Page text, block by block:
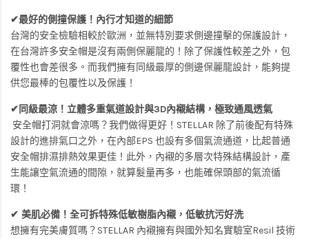
✔最好的側撞保護！內行才知道的細節
台灣的安全檢驗相較於歐洲，並無特別要求側邊撞擊的保護設計，
在台灣許多安全帽是沒有兩側保麗龍的！除了保護性較差之外，包
覆性也會差很多。而我們擁有同級最厚的側邊保麗龍設計，能夠提
供您最棒的包覆性以及保護！
✔同級最涼！立體多重氣道設計與3D內襯結構，極致通風透氣
安全帽打洞就會涼嗎？我們做得更好！STELLAR 除了前後配有特殊
設計的進排氣口之外，在內部EPS 也設有多個氣流通道，比起普通
安全帽排濕排熱效果更佳！此外，內襯的多層次特殊結構設計，產
生能讓空氣流通的間隙，就算髮量再多，也能確保頭部的氣流循
環！
✔ 美肌必備！全可拆特殊低敏樹脂內襯，低敏抗污好洗
想擁有完美膚質嗎？STELLAR 內襯擁有與國外知名實驗室Resil 技術